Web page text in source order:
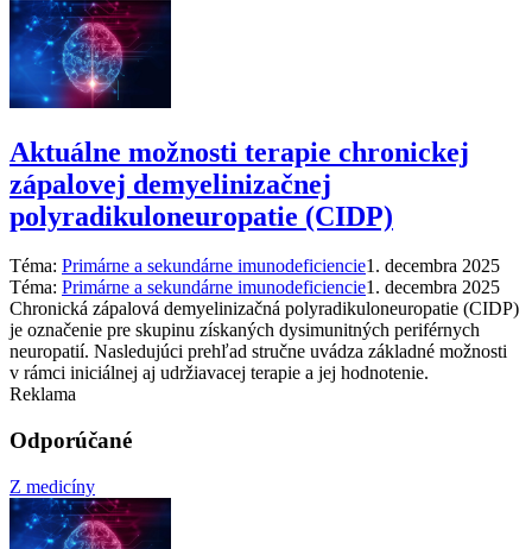
Aktuálne možnosti terapie chronickej
zápalovej demyelinizačnej
polyradikuloneuropatie (CIDP)
Téma: Primárne a sekundárne imunodeficiencie1. decembra 2025
Téma: Primárne a sekundárne imunodeficiencie1. decembra 2025
Chronická zápalová demyelinizačná polyradikuloneuropatie (CIDP)
je označenie pre skupinu získaných dysimunitných periférnych
neuropatií. Nasledujúci prehľad stručne uvádza základné možnosti
v rámci iniciálnej aj udržiavacej terapie a jej hodnotenie.
Reklama
Odporúčané
Z medicíny